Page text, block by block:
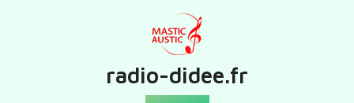
radio-didee.fr